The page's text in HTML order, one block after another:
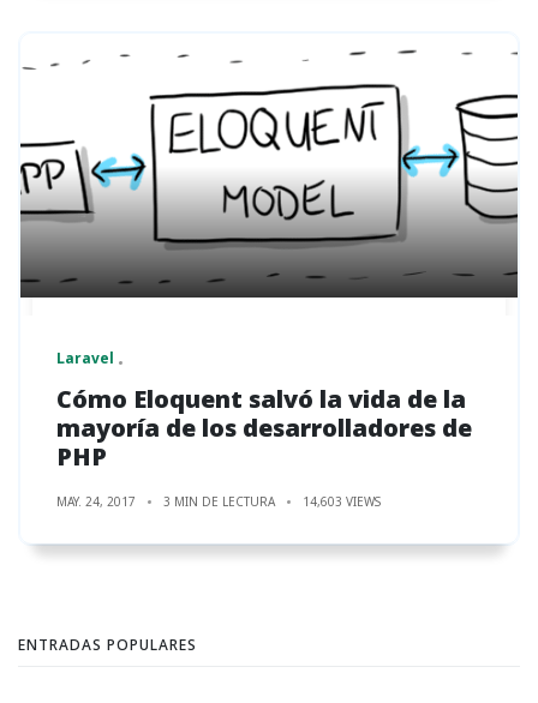
Laravel
Cómo Eloquent salvó la vida de la
mayoría de los desarrolladores de
PHP
MAY. 24, 2017 3 MIN DE LECTURA 14,603 VIEWS
ENTRADAS POPULARES